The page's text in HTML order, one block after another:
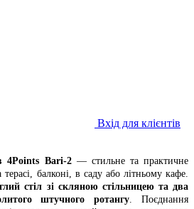
Вхід для клієнтів
4Points Bari-2— стильне та практичне
балконі, в саду або літньому кафе.
стіл зі скляною стільницею та два
штучного ротангу . Поєднання